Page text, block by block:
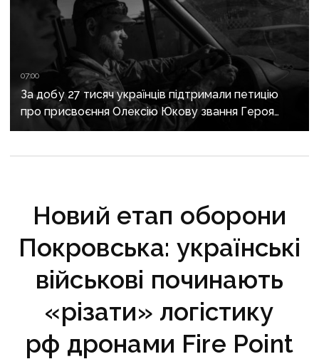
07:00
За добу 27 тисяч українців підтримали петицію
про присвоєння Олексію Юкову звання Героя
України посмертно
Новий етап оборони
Покровська: українські
військові починають
«різати» логістику
рф дронами Fire Point